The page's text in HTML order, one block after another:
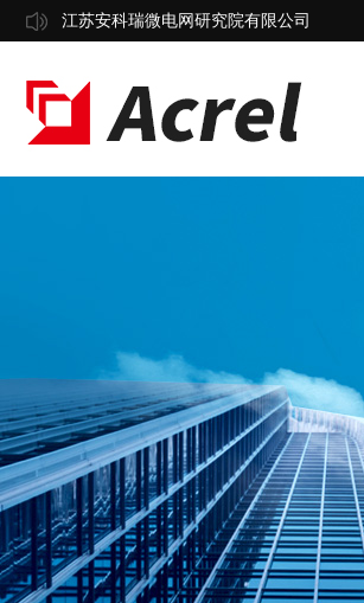
江苏安科瑞微电网研究院有限公司